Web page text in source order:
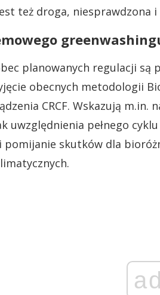
też droga, niesprawdzona
planowanych regulacji są
obecnych metodologii
CRCF. Wskazują
uwzględnienia pełnego
pomijanie skutków dla
ad